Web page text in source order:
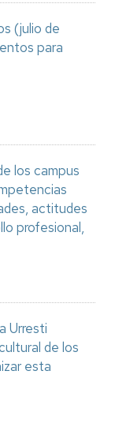
(julio de
para
los campus
actitudes
profesional,
Urresti
de los
esta